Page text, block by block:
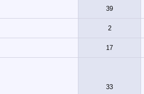
39
2
17
33